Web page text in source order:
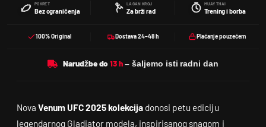
POKRET
Bez ograničenja
LAGAN KROJ
Za brži rad
MUAY THAI
Trening i borba
100% Original Dostava 24–48 h Plaćanje pouzećem
Narudžbe do
NovaVenum UFC 2025 kolekcija donosi petu ediciju
legendarnog Gladiator modela, inspirisanog snagom i